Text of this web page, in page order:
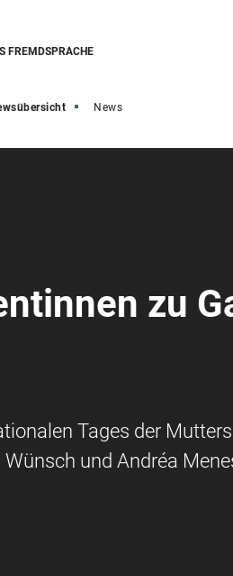
FREMDSPRACHE
News
zu
Tages der
Wünsch und Andréa